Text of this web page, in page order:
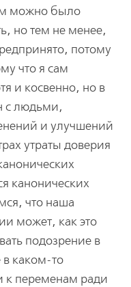
можно было
но тем не менее,
потому
что я сам
и косвенно, но в
с людьми,
и улучшений
утраты доверия
канонических
что наша
может, как это
подозрение в
в каком-то
к переменам ради